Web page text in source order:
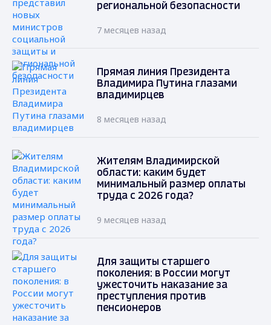
региональной безопасности
7 месяцев назад
Прямая линия Президента
Владимира Путина глазами
владимирцев
8 месяцев назад
Жителям Владимирской
области: каким будет
минимальный размер оплаты
труда с 2026 года?
9 месяцев назад
Для защиты старшего
поколения: в России могут
ужесточить наказание за
преступления против
пенсионеров